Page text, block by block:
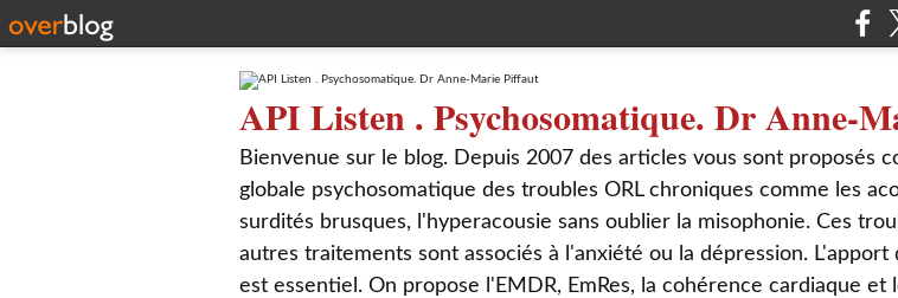
API Listen . Psychosomatique. Dr Anne-
Bienvenue sur le blog. Depuis 2007 des articles vous sont proposés
globale psychosomatique des troubles ORL chroniques comme les
surdités brusques, l'hyperacousie sans oublier la misophonie. Ces
autres traitements sont associés à l'anxiété ou la dépression.
est essentiel. On propose l'EMDR, EmRes, la cohérence cardiaque